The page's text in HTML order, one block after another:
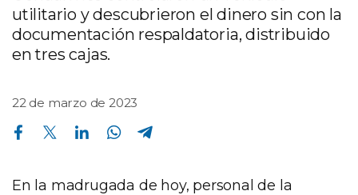
utilitario y descubrieron el dinero sin con la
documentación respaldatoria, distribuido
en tres cajas.
22 de marzo de 2023
Compartir en Facebook Compartir en Twitter Compartir en Linkedin Compartir en Whatsapp
En la madrugada de hoy, personal de la